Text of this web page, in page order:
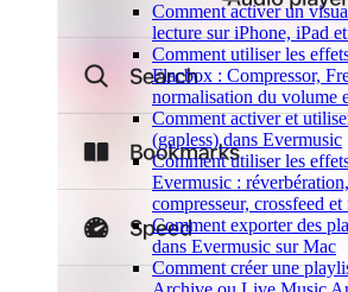
Comment activer un
lecture sur iPhone, iPad
Comment utiliser les
Flacbox : Compressor,
normalisation du volume
Comment activer et
(gapless) dans Evermusic
Comment utiliser les
Evermusic :
compresseur, crossfeed
Comment exporter des
dans Evermusic sur Mac
Comment créer une